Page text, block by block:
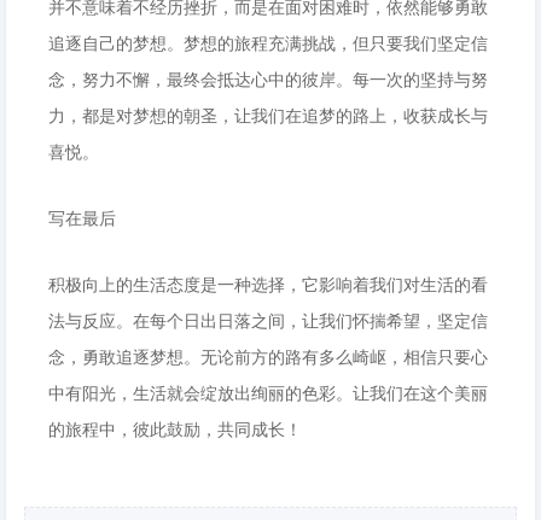
并不意味着不经历挫折，而是在面对困难时，依然能够勇敢
追逐自己的梦想。梦想的旅程充满挑战，但只要我们坚定信
念，努力不懈，最终会抵达心中的彼岸。每一次的坚持与努
力，都是对梦想的朝圣，让我们在追梦的路上，收获成长与
喜悦。
写在最后
积极向上的生活态度是一种选择，它影响着我们对生活的看
法与反应。在每个日出日落之间，让我们怀揣希望，坚定信
念，勇敢追逐梦想。无论前方的路有多么崎岖，相信只要心
中有阳光，生活就会绽放出绚丽的色彩。让我们在这个美丽
的旅程中，彼此鼓励，共同成长！